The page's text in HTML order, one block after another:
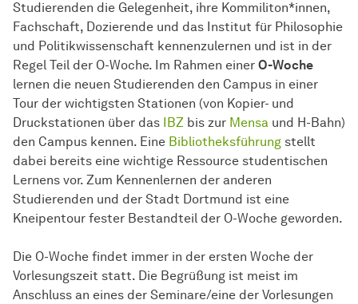
Studierenden die Gelegenheit, ihre Kommiliton*innen,
Fachschaft, Dozierende und das Institut für Philosophie
und Politikwissenschaft kennenzulernen und ist in der
Regel Teil der O-Woche. Im Rahmen einer O-Woche
lernen die neuen Studierenden den Campus in einer
Tour der wichtigsten Stationen (von Kopier- und
Druckstationen über das IBZ bis zur Mensa und H-Bahn)
den Campus kennen. Eine Bibliotheksführung stellt
dabei bereits eine wichtige Ressource studentischen
Lernens vor. Zum Kennenlernen der anderen
Studierenden und der Stadt Dortmund ist eine
Kneipentour fester Bestandteil der O-Woche geworden.
Die O-Woche findet immer in der ersten Woche der
Vorlesungszeit statt. Die Begrüßung ist meist im
Anschluss an eines der Seminare/eine der Vorlesungen